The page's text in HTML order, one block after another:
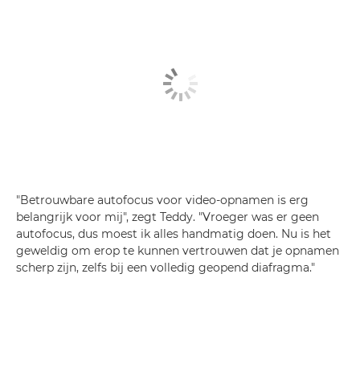
"Betrouwbare autofocus voor video-opnamen is erg
belangrijk voor mij", zegt Teddy. "Vroeger was er geen
autofocus, dus moest ik alles handmatig doen. Nu is het
geweldig om erop te kunnen vertrouwen dat je opnamen
scherp zijn, zelfs bij een volledig geopend diafragma."